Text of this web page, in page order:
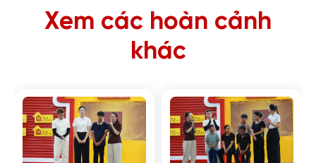
Xem các hoàn cảnh
khác